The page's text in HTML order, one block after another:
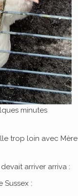
minutes
trop loin avec Mère
arriver arriva :
Sussex :